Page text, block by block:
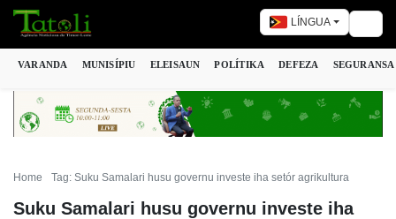
LÍNGUA
VARANDA MUNISÍPIU ELEISAUN POLÍTIKA DEFEZA SEGURANSA
Home Tag: Suku Samalari husu governu investe iha setór agrikultura
Suku Samalari husu governu investe iha